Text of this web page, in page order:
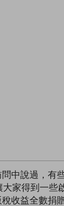
中說過，有
家得到一些
收益全數捐贈